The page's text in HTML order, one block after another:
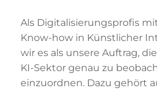
Als Digitalisierungsprofis
Know-how in Künstlicher
wir es als unsere Auftrag,
KI-Sektor genau zu
einzuordnen. Dazu gehört